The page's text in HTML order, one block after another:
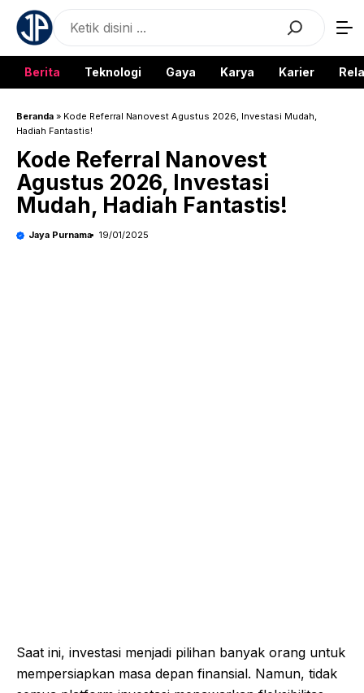
Langsung
Berita Teknologi Gaya Karya Karier
Beranda » Kode Referral Nanovest Agustus 2026, Investasi Mudah,
Hadiah Fantastis!
Kode Referral Nanovest
Agustus 2026, Investasi
Mudah, Hadiah Fantastis!
Jaya Purnama 19/01/2025
Saat ini, investasi menjadi pilihan banyak orang untuk
mempersiapkan masa depan finansial. Namun, tidak